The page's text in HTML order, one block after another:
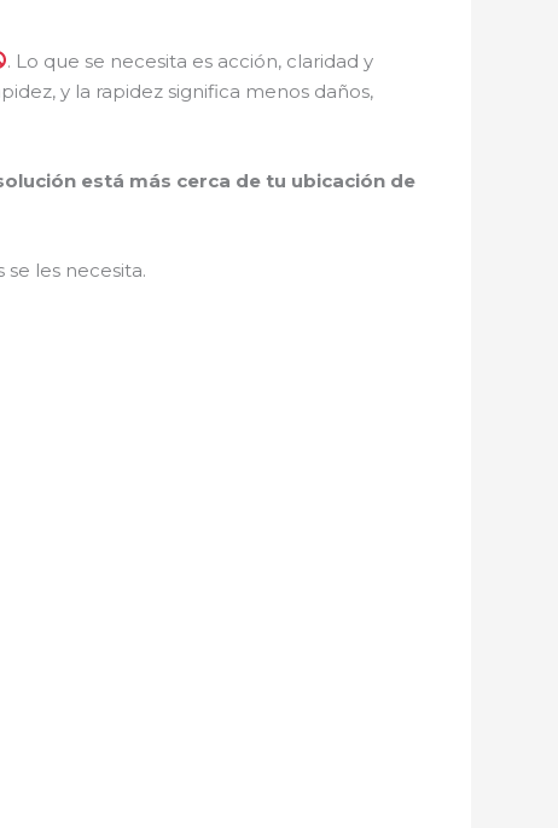
. Lo que se necesita es acción, claridad y
y la rapidez significa menos daños,
está más cerca de tu ubicación de
les necesita.